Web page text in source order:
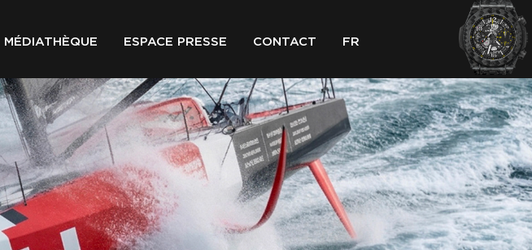
MÉDIATHÈQUE ESPACE PRESSE CONTACT FR